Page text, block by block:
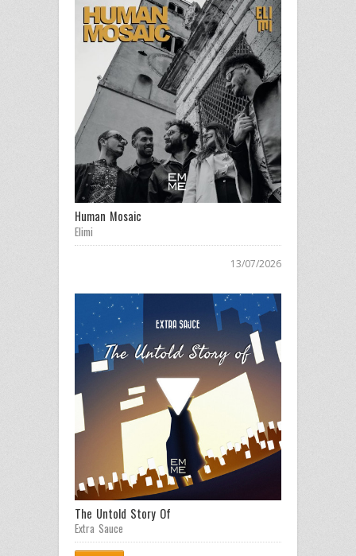
Human Mosaic
Elimi
13/07/2026
The Untold Story Of
Extra Sauce